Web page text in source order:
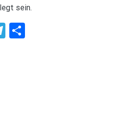
sein.
Telegram